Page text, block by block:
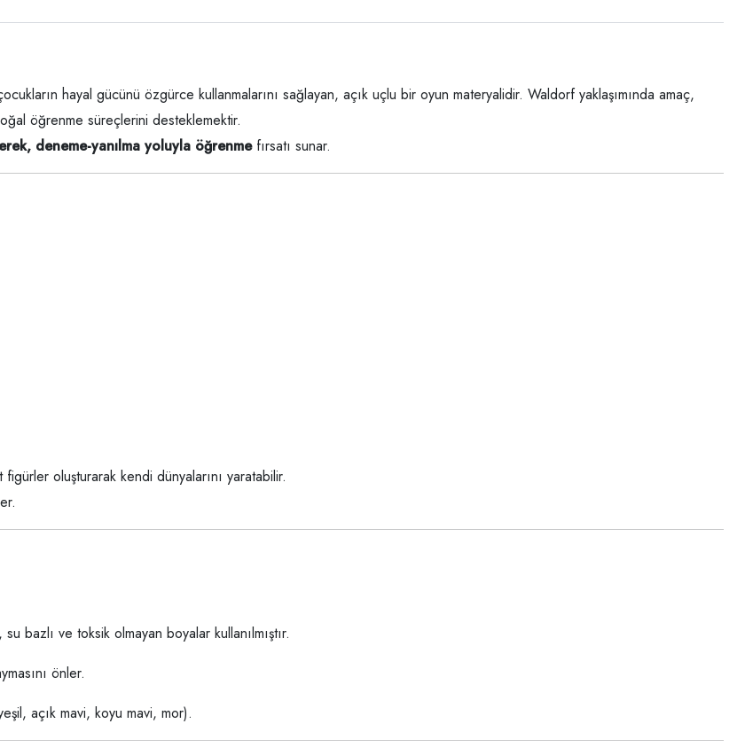
hayal gücünü özgürce kullanmalarını sağlayan, açık uçlu bir oyun materyalidir. Waldorf yaklaşımında amaç,
öğrenme süreçlerini desteklemektir.
deneme-yanılma yoluyla öğrenmefırsatı sunar.
oluşturarak kendi dünyalarını yaratabilir.
su bazlı ve toksik olmayan boyalar kullanılmıştır.
önler.
açık mavi, koyu mavi, mor).